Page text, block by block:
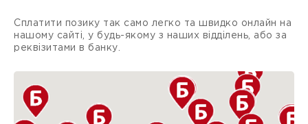
Сплатити позику так само легко та швидко онлайн на
нашому сайті, у будь-якому з наших відділень, або за
реквізитами в банку.